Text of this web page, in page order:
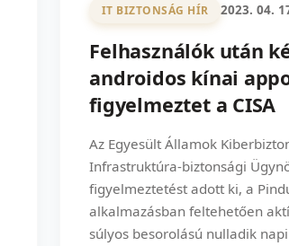
IT BIZTONSÁG HÍR 2023. 04.
Felhasználók után
androidos kínai
figyelmeztet a CISA
Az Egyesült Államok
Infrastruktúra-biztonsági
figyelmeztetést adott ki, a
alkalmazásban feltehetően
súlyos besorolású nulladik